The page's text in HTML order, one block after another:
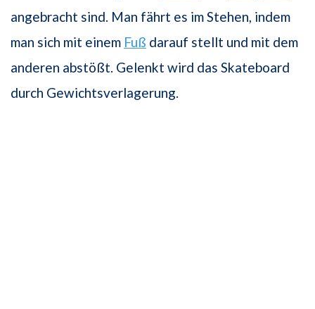
angebracht sind. Man fährt es im Stehen, indem
man sich mit einem Fuß darauf stellt und mit dem
anderen abstößt. Gelenkt wird das Skateboard
durch Gewichtsverlagerung.